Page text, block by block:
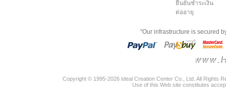
ยืนยันชำระเงิน
ต่ออายุ
"Our infrastructure is secured
Copyright © 1995-2026 Ideal Creation Center Co., Ltd. All Rights
Use of this Web site constitutes